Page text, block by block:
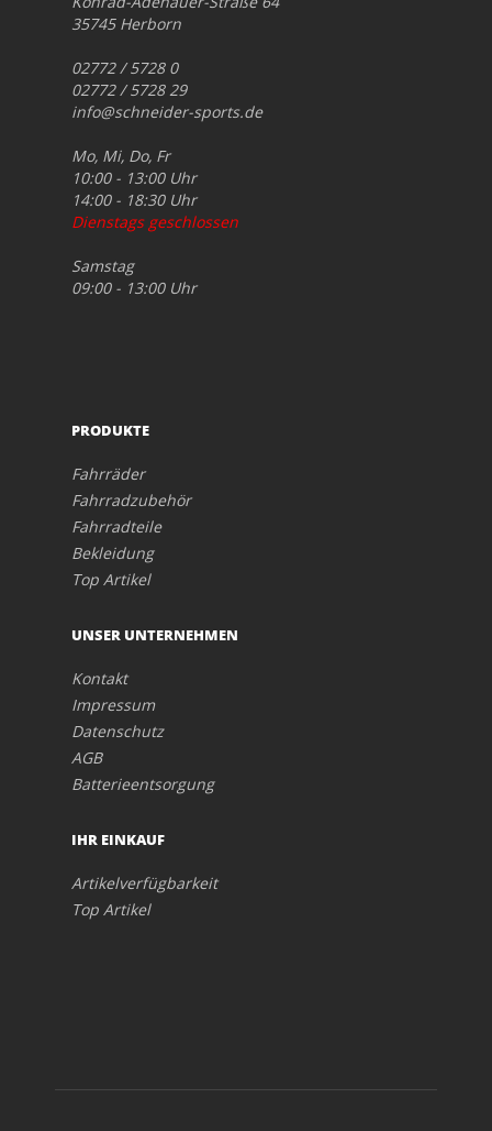
35745 Herborn
02772 / 5728 0
02772 / 5728 29
info@schneider-sports.de
Mo, Mi, Do, Fr
10:00 - 13:00 Uhr
14:00 - 18:30 Uhr
Dienstags geschlossen
Samstag
09:00 - 13:00 Uhr
PRODUKTE
Fahrräder
Fahrradzubehör
Fahrradteile
Bekleidung
Top Artikel
UNSER UNTERNEHMEN
Kontakt
Impressum
Datenschutz
AGB
Batterieentsorgung
IHR EINKAUF
Artikelverfügbarkeit
Top Artikel